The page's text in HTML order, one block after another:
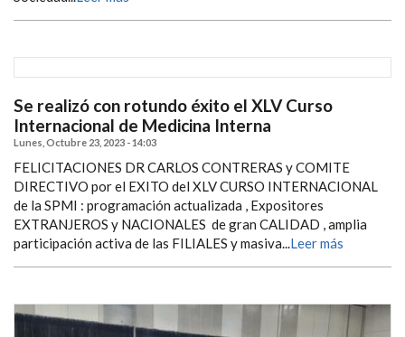
Se realizó con rotundo éxito el XLV Curso
Internacional de Medicina Interna
Lunes, Octubre 23, 2023 - 14:03
FELICITACIONES DR CARLOS CONTRERAS y COMITE
DIRECTIVO por el EXITO del XLV CURSO INTERNACIONAL
de la SPMI : programación actualizada , Expositores
EXTRANJEROS y NACIONALES de gran CALIDAD , amplia
participación activa de las FILIALES y masiva...Leer más